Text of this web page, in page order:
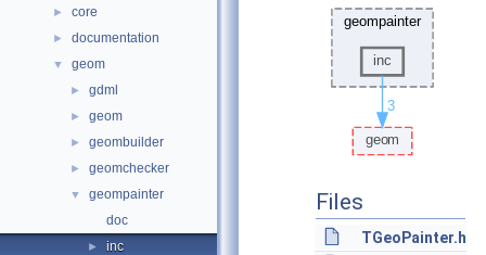
► core
► documentation
▼ geom
► gdml
► geom
► geombuilder
► geomchecker
▼
geompainter
doc
► inc
Files
TGeoPainter.h